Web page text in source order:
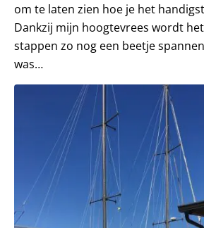
om te laten zien hoe je het
Dankzij mijn hoogtevrees wordt
stappen zo nog een beetje
was…